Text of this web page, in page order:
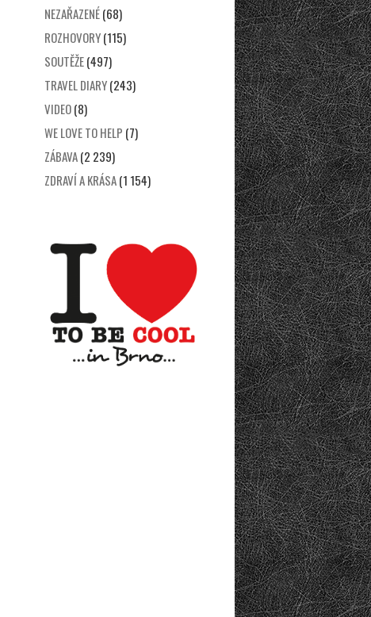
NEZAŘAZENÉ(68)
ROZHOVORY(115)
SOUTĚŽE(497)
TRAVEL DIARY(243)
VIDEO(8)
WE LOVE TO HELP (7)
ZÁBAVA(2 239)
ZDRAVÍ A KRÁSA(1 154)